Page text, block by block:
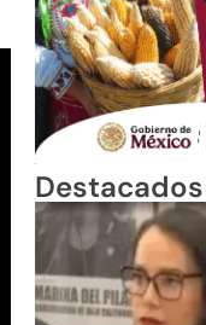
Destacados